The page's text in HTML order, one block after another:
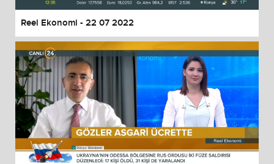
Reel Ekonomi - 22 07 2022